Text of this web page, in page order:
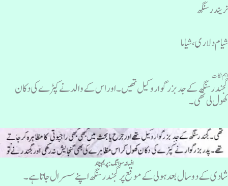
نریندر سنگھ
شیام دلاری، شیاما
اہم نکات
گجندر سنگھ کے جد بزرگواروکیل تھیں۔ اور اس کے والد نے کپڑے کی دکان
کھول لی تھی۔
افسانہ سوانگ :پریم چند
شادی کے دو سال بعد ہولی کے موقع پر گجندر سنگھ اپنے سسرال جاتا ہے۔